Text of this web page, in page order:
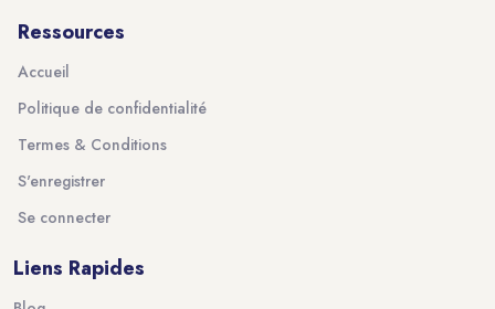
Ressources
Accueil
Politique de confidentialité
Termes & Conditions
S'enregistrer
Se connecter
Liens Rapides